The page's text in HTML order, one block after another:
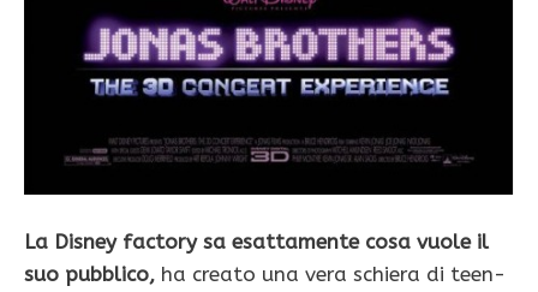
La Disney factory sa esattamente cosa vuole il
suo pubblico, ha creato una vera schiera di teen-